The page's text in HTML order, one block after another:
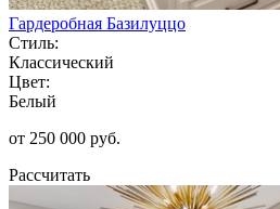
Гардеробная Базилуццо
Стиль:
Классический
Цвет:
Белый
от 250 000 руб.
Рассчитать